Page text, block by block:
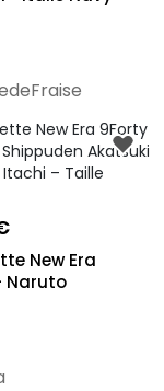
New Era
Naruto
Akatsu...